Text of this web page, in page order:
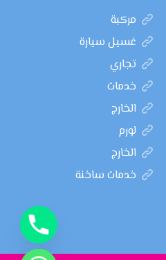
مركبة
غسيل سيارة
تجاري
خدمات
الخارج
لورم
الخارج
خدمات ساخنة